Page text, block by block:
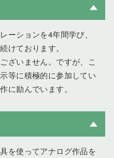
ーションを4年間学び、
けております。
ざいません。ですが、こ
等に積極的に参加してい
に励んでいます。
を使ってアナログ作品を